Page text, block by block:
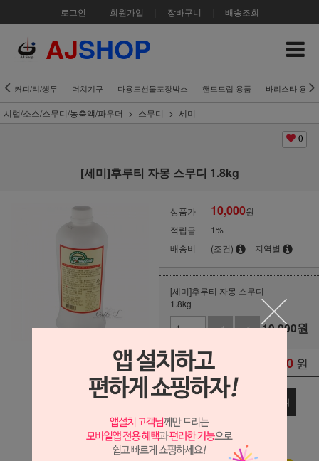
로그인 회원가입 장바구니 배송조회
AJSHOP
커피/티/생두 더치기구 다용도선물포장박스 핸드드립 용품 바리스타 용품
시럽/소스/스무디/농축액/파우더 스무디 세미
0
[세미]후루티 자몽 스무디 1.8kg
상품가 10,000원
적립금
1%
배송비
(조건) 지역별
[세미]후루티 자몽 스무디
1.8kg
+1 -1 10,000원
총 상품 금액 10,000 원
관심상품 장바구니
구매하기